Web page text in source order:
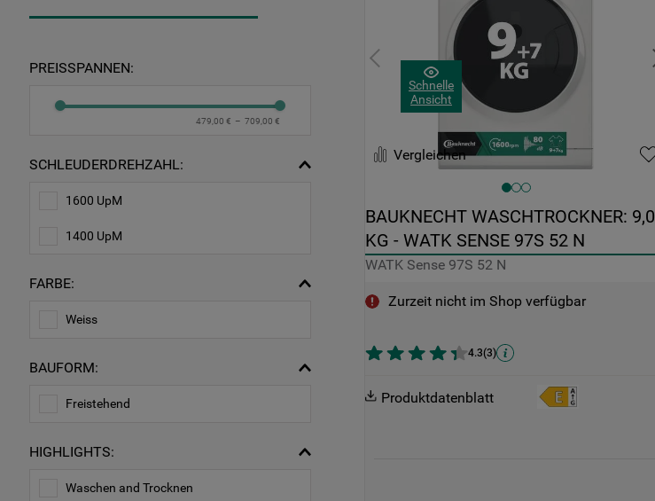
SCHLEUDERDREHZAHL:
1600 UpM
1400 UpM
FARBE:
Weiss
BAUFORM:
Freistehend
HIGHLIGHTS:
Waschen and Trocknen
PREISSPANNEN:
479,00 € – 709,00 €
Schnelle
Ansicht
Vergleichen
BAUKNECHT WASCHTROCKNER: 9,0
KG - WATK SENSE 97S 52 N
WATK Sense 97S 52 N
Zurzeit nicht im Shop verfügbar
4.3(3)
Produktdatenblatt